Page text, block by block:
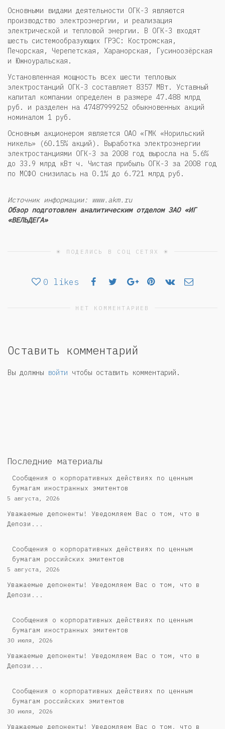
Основными видами деятельности ОГК-3 являются
производство электроэнергии, и реализация
электрической и тепловой энергии. В ОГК-3 входят
шесть системообразующих ГРЭС: Костромская,
Печорская, Черепетская, Харанорская, Гусиноозёрская
и Южноуральская.
Установленная мощность всех шести тепловых
электростанций ОГК-3 составляет 8357 МВт. Уставный
капитал компании определен в размере 47.488 млрд
руб. и разделен на 47487999252 обыкновенных акций
номиналом 1 руб.
Основным акционером является ОАО «ГМК «Норильский
никель» (60.15% акций). Выработка электроэнергии
электростанциями ОГК-3 за 2008 год выросла на 5.6%
до 33.9 млрд кВт ч. Чистая прибыль ОГК-3 за 2008 год
по МСФО снизилась на 0.1% до 6.721 млрд руб.
Источник информации: www.akm.ru
Обзор подготовлен аналитическим отделом ЗАО «ИГ
«ВЕЛЬДЕГА»
☀ ПОДЕЛИСЬ В СОЦ СЕТЯХ ☀
0 likes
НЕТ КОММЕНТАРИЕВ
Оставить комментарий
Вы должны войти чтобы оставить комментарий.
Последние материалы
Сообщения о корпоративных действиях по ценным
бумагам иностранных эмитентов
5 августа, 2026
Уважаемые депоненты! Уведомляем Вас о том, что в
Депози...
Cообщения о корпоративных действиях по ценным
бумагам российских эмитентов
5 августа, 2026
Уважаемые депоненты! Уведомляем Вас о том, что в
Депози...
Сообщения о корпоративных действиях по ценным
бумагам иностранных эмитентов
30 июля, 2026
Уважаемые депоненты! Уведомляем Вас о том, что в
Депози...
Cообщения о корпоративных действиях по ценным
бумагам российских эмитентов
30 июля, 2026
Уважаемые депоненты! Уведомляем Вас о том, что в